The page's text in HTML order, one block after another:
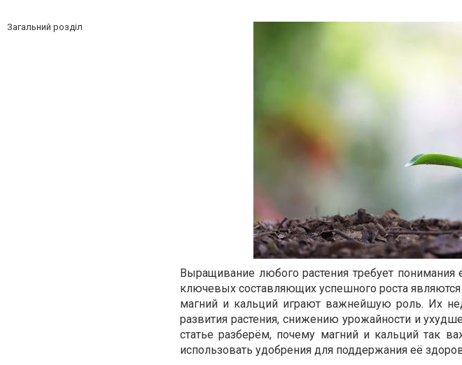
Загальний розділ
Выращивание любого растения требует понимания
ключевых составляющих успешного роста
магний и кальций играют важнейшую роль. Их
развития растения, снижению урожайности и
статье разберём, почему магний и кальций так
использовать удобрения для поддержания её